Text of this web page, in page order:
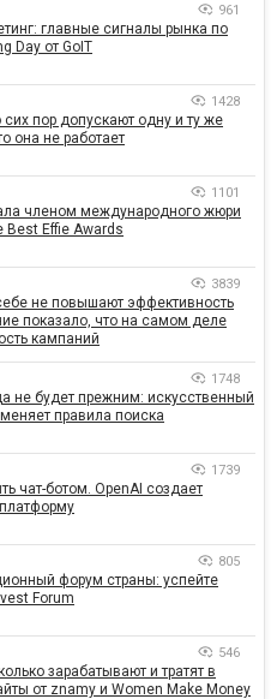
961
главные сигналы рынка по
Day от GoIT
1428
сих пор допускают одну и ту же
она не работает
1101
членом международного жюри
Best Effie Awards
3839
не повышают эффективность
показало, что на самом деле
кампаний
1748
не будет прежним: искусственный
правила поиска
1739
чат-ботом. OpenAI создает
805
форум страны: успейте
Forum
546
зарабатывают и тратят в
от znamy и Women Make Money